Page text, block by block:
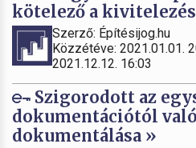
kötelező a
Szerző: Építésijog.hu
Közzétéve: 2021.01.01.
2021.12.12. 16:03
Szigorodott az
dokumentációtól
dokumentálása »